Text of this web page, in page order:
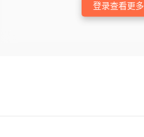
登录查看更多